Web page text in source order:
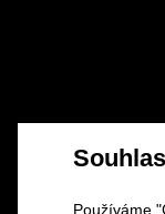
Používáme